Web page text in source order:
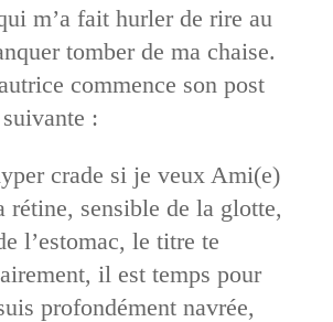
m’a fait hurler de rire au
tomber de ma chaise.
commence son post
:
crade si je veux Ami(e)
rétine, sensible de la glotte,
l’estomac, le titre te
il est temps pour
profondément navrée,